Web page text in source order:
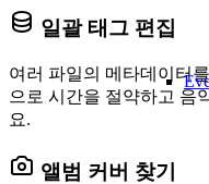
일괄 태그 편집
여러 파일의 메타데이터
으로 시간을 절약하고 음
요.
앨범 커버 찾기